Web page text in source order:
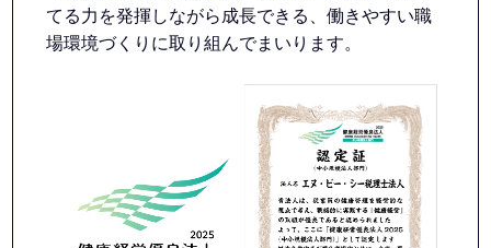
てる力を発揮しながら成長できる、働きやすい職
場環境づくりに取り組んでまいります。